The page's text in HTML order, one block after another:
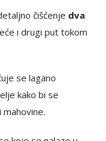
čišćenje dva
i drugi put tokom
se lagano
kako bi se